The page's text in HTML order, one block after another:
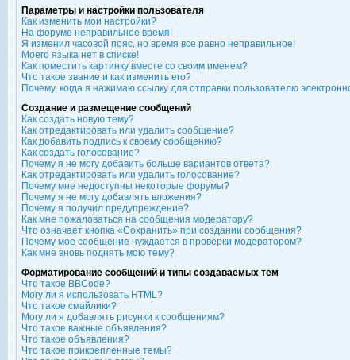
Параметры и настройки пользователя
Как изменить мои настройки?
На форуме неправильное время!
Я изменил часовой пояс, но время все равно неправильное!
Моего языка нет в списке!
Как поместить картинку вместе со своим именем?
Что такое звание и как изменить его?
Почему, когда я нажимаю ссылку для отправки пользователю
Создание и размещение сообщений
Как создать новую тему?
Как отредактировать или удалить сообщение?
Как добавить подпись к своему сообщению?
Как создать голосование?
Почему я не могу добавить больше вариантов ответа?
Как отредактировать или удалить голосование?
Почему мне недоступны некоторые форумы?
Почему я не могу добавлять вложения?
Почему я получил предупреждение?
Как мне пожаловаться на сообщения модератору?
Что означает кнопка «Сохранить» при создании сообщения?
Почему мое сообщение нуждается в проверки модератором?
Как мне вновь поднять мою тему?
Форматирование сообщений и типы создаваемых тем
Что такое BBCode?
Могу ли я использовать HTML?
Что такое смайлики?
Могу ли я добавлять рисунки к сообщениям?
Что такое важные объявления?
Что такое объявления?
Что такое прикрепленные темы?